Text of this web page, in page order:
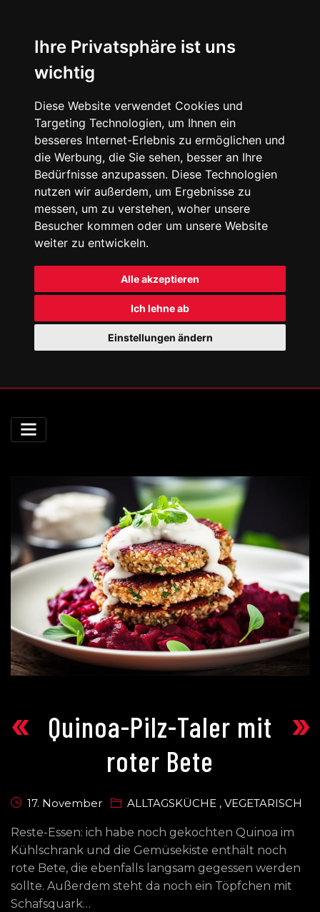
Ihre Privatsphäre ist uns
wichtig
Diese Website verwendet Cookies und
Targeting Technologien, um Ihnen ein
besseres Internet-Erlebnis zu ermöglichen und
die Werbung, die Sie sehen, besser an Ihre
Bedürfnisse anzupassen. Diese Technologien
nutzen wir außerdem, um Ergebnisse zu
messen, um zu verstehen, woher unsere
Besucher kommen oder um unsere Website
weiter zu entwickeln.
Alle akzeptieren
Ich lehne ab
Einstellungen ändern
«
Quinoa-Pilz-Taler mit
roter Bete
»
17. November ALLTAGSKÜCHE , VEGETARISCH
Reste-Essen: ich habe noch gekochten Quinoa im
Kühlschrank und die Gemüsekiste enthält noch
rote Bete, die ebenfalls langsam gegessen werden
sollte. Außerdem steht da noch ein Töpfchen mit
Schafsquark…